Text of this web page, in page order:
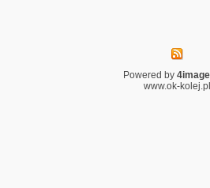
Powered by
www.ok-kolej.pl